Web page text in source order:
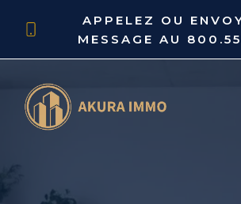
APPELEZ OU
MESSAGE AU